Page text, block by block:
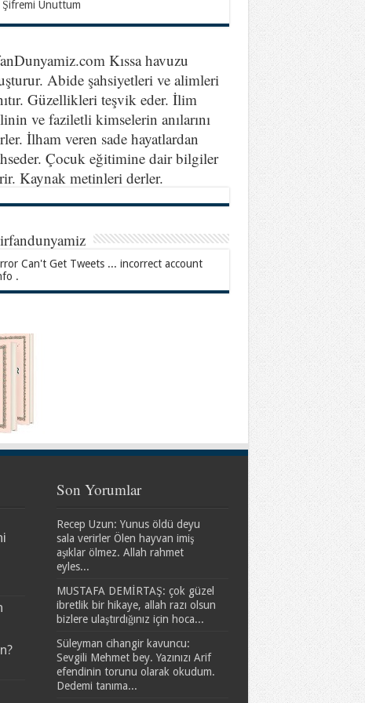
Şifremi Unuttum
Kıssa havuzu
Abide şahsiyetleri ve alimleri
Güzellikleri teşvik eder. İlim
ve faziletli kimselerin anılarını
İlham veren sade hayatlardan
Çocuk eğitimine dair bilgiler
Kaynak metinleri derler.
Can't Get Tweets ... incorrect account
.
Son Yorumlar
Recep Uzun: Yunus öldü deyu
sala verirler Ölen hayvan imiş
aşıklar ölmez. Allah rahmet
eyles...
MUSTAFA DEMİRTAŞ: çok güzel
ibretlik bir hikaye, allah razı olsun
bizlere ulaştırdığınız için hoca...
Süleyman cihangir kavuncu:
Sevgili Mehmet bey. Yazınızı Arif
efendinin torunu olarak okudum.
Dedemi tanıma...